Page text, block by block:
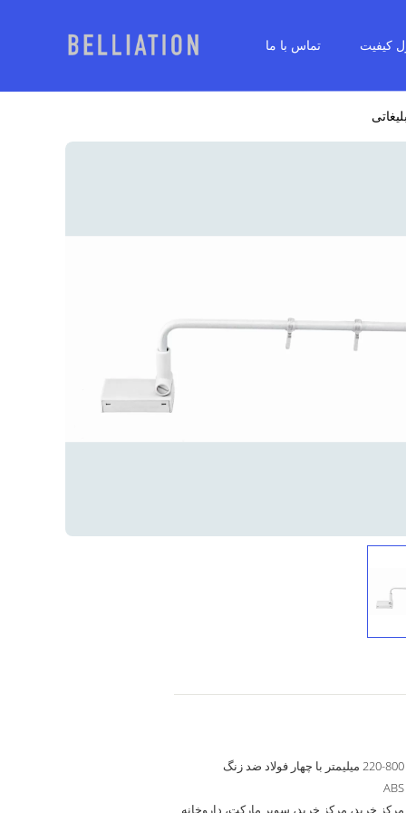
کیفیت تماس با ما
220-800 میلیمتر با چهار فولاد ضد زنگ
ABS
مرکز خرید، مرکز خرید، سوپر مارکت، داروخانه